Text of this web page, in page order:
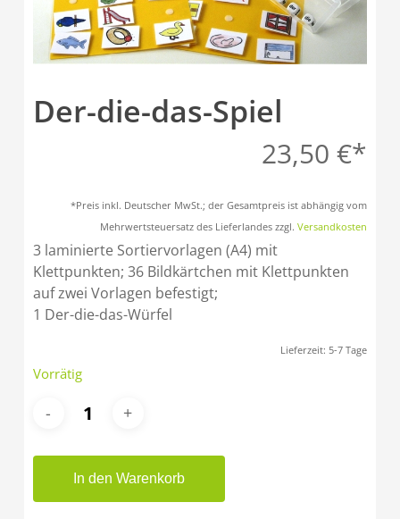
Der-die-das-Spiel
23,50€
*Preis inkl. Deutscher MwSt.; der Gesamtpreis ist abhängig vom
Mehrwertsteuersatz des Lieferlandes zzgl.Versandkosten
3 laminierte Sortiervorlagen (A4) mit
Klettpunkten; 36 Bildkärtchen mit Klettpunkten
auf zwei Vorlagen befestigt;
1 Der-die-das-Würfel
Lieferzeit: 5-7 Tage
Vorrätig
In den Warenkorb